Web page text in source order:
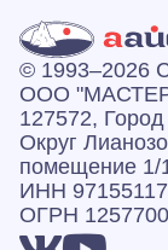
© 1993–2026
ООО
127572,
Округ
помещение 1/
ИНН
ОГРН